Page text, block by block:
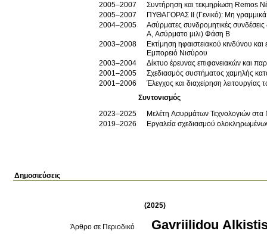
2005–2007
Συντήρηση και τεκμηρίωση Remos
2005–2007
ΠΥΘΑΓΟΡΑΣ ΙΙ (Γενικό): Μη
2004–2005
Ασύρματες συνδρομητικές
Α, Ασύρματο μιλι) Φάση Β
2003–2008
Εκτίμηση ηφαιστειακού κινδύνου
Εμπορειό Νισύρου
2003–2004
Δίκτυο έρευνας επιφανειακών και
2001–2005
Σχεδιασμός συστήματος χαμηλής
2001–2006
Έλεγχος και διαχείρηση
Συντονισμός
2023–2025
Μελέτη Ασυρμάτων Τεχνολογιών
2019–2026
Εργαλεία σχεδιασμού
Δημοσιεύσεις
(2025)
Άρθρο σε Περιοδικό
Gavriilidou